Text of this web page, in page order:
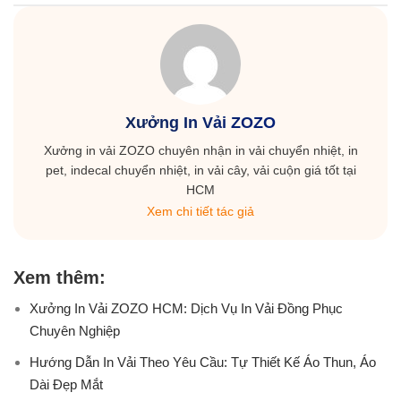
Xưởng In Vải ZOZO
Xưởng in vải ZOZO chuyên nhận in vải chuyển nhiệt, in
pet, indecal chuyển nhiệt, in vải cây, vải cuộn giá tốt tại
HCM
Xem chi tiết tác giả
Xem thêm:
Xưởng In Vải ZOZO HCM: Dịch Vụ In Vải Đồng Phục
Chuyên Nghiệp
Hướng Dẫn In Vải Theo Yêu Cầu: Tự Thiết Kế Áo Thun, Áo
Dài Đẹp Mắt